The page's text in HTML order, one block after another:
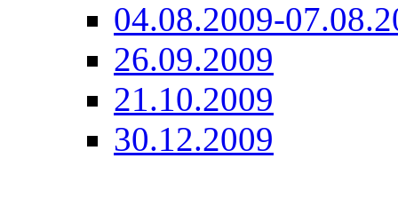
04.08.2009-
26.09.2009
21.10.2009
30.12.2009